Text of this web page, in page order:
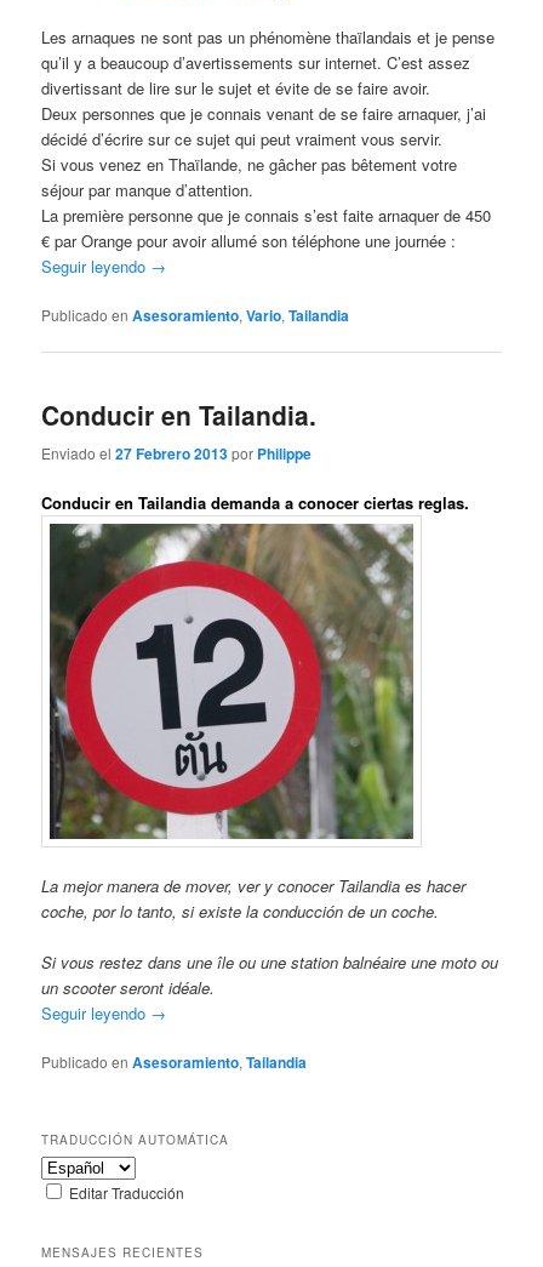
Les arnaques ne sont pas un phénomène thaïlandais et je pense
qu’il y a beaucoup d’avertissements sur internet. C’est assez
divertissant de lire sur le sujet et évite de se faire avoir.
Deux personnes que je connais venant de se faire arnaquer, j’ai
décidé d’écrire sur ce sujet qui peut vraiment vous servir.
Si vous venez en Thaïlande, ne gâcher pas bêtement votre
séjour par manque d’attention.
La première personne que je connais s’est faite arnaquer de 450
€ par Orange pour avoir allumé son téléphone une journée :
Seguir leyendo →
Publicado en Asesoramiento,Vario,Tailandia
Conducir en Tailandia.
Enviado el27 Febrero 2013por Philippe
Conducir en Tailandia demanda a conocer ciertas reglas.
La mejor manera de mover, ver y conocer Tailandia es hacer
coche, por lo tanto, si existe la conducción de un coche.
Si vous restez dans une île ou une station balnéaire une moto ou
un scooter seront idéale.
Seguir leyendo →
Publicado en Asesoramiento,Tailandia
TRADUCCIÓN AUTOMÁTICA
Editar Traducción
MENSAJES RECIENTES